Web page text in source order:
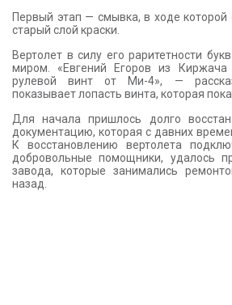
Первый этап — смывка, в ходе которой
старый слой краски.
Вертолет в силу его раритетности
миром. «Евгений Егоров из
рулевой винт от Ми-4», —
показывает лопасть винта, которая
Для начала пришлось долго
документацию, которая с давних
К восстановлению вертолета
добровольные помощники, удалось
завода, которые занимались
назад.